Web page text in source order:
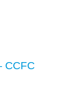
CCFC